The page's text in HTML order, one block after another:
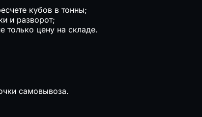
кубов в тонны;
и разворот;
только цену на складе.
самовывоза.